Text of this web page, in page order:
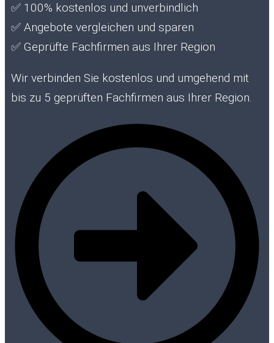
✅ 100% kostenlos und unverbindlich
✅ Angebote vergleichen und sparen
✅ Geprüfte Fachfirmen aus Ihrer Region
Wir verbinden Sie kostenlos und umgehend mit
bis zu 5 geprüften Fachfirmen aus Ihrer Region.